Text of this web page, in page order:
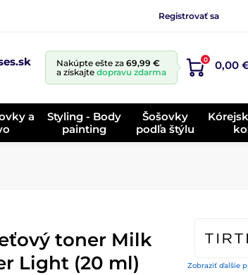
Registrovať sa
Nakúpte ešte za 69,99 €
a získajte dopravu zdarma
0 0,00
a
Styling - Body
painting
Šošovky
podľa štýlu
Zobraziť ďalšie
toner Milk
Light (20 ml)